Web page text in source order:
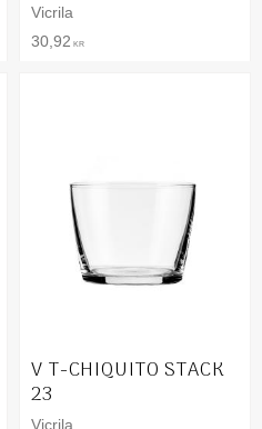
Vicrila
30,92 KR
V T-CHIQUITO STACK
23
Vicrila